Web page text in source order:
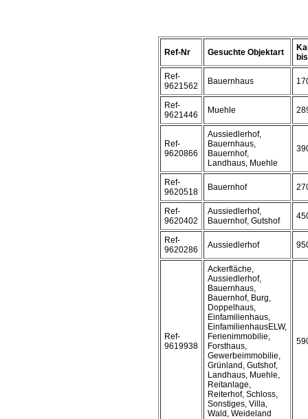
Ref-Nr Gesuchte Objektart
Ref-
9621562
Bauernhaus
Ref-
9621446
Muehle
Ref-
9620866
Aussiedlerhof,
Bauernhaus,
Bauernhof,
Landhaus, Muehle
Ref-
9620518
Bauernhof
Ref-
9620402
Aussiedlerhof,
Bauernhof, Gutshof
Ref-
9620286
Aussiedlerhof
Ref-
9619938
Ackerfläche,
Aussiedlerhof,
Bauernhaus,
Bauernhof, Burg,
Doppelhaus,
Einfamilienhaus,
EinfamilienhausELW,
Ferienimmobilie,
Forsthaus,
Gewerbeimmobilie,
Grünland, Gutshof,
Landhaus, Muehle,
Reitanlage,
Reiterhof, Schloss,
Sonstiges, Villa,
Wald, Weideland